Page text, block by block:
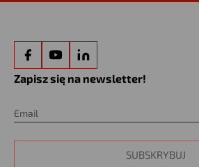
Zapisz się na newsletter!